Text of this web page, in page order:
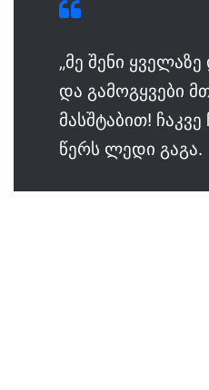
„მე შენი
და გამოგყვები
მასშტაბით! ჩაკვე
წერს ლედი გაგა.